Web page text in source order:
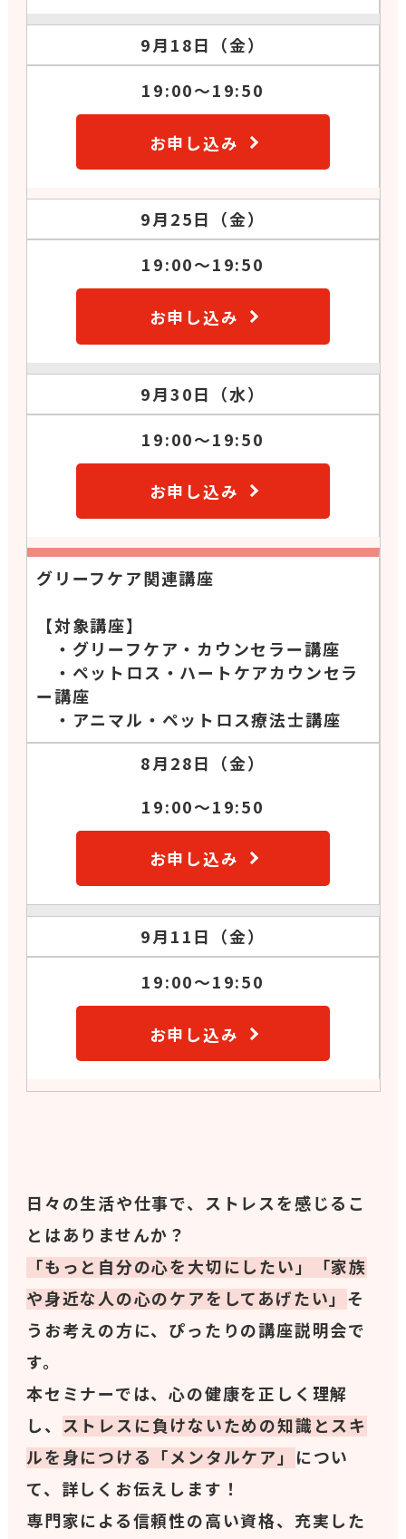
9月18日（金）
19:00～19:50
お申し込み
9月25日（金）
19:00～19:50
お申し込み
9月30日（水）
19:00～19:50
お申し込み
グリーフケア関連講座
【対象講座】
・グリーフケア・カウンセラー講座
・ペットロス・ハートケアカウンセラ
ー講座
・アニマル・ペットロス療法士講座
8月28日（金）
19:00～19:50
お申し込み
9月11日（金）
19:00～19:50
お申し込み
日々の生活や仕事で、ストレスを感じるこ
とはありませんか？
「もっと自分の心を大切にしたい」「家族
や身近な人の心のケアをしてあげたい」 そ
うお考えの方に、ぴったりの講座説明会で
す。
本セミナーでは、心の健康を正しく理解
し、 ストレスに負けないための知識とスキ
ルを身につける「メンタルケア」 につい
て、詳しくお伝えします！
専門家による信頼性の高い資格、充実した